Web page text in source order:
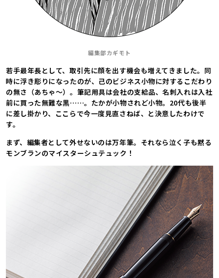
編集部カギモト
若手最年長として、取引先に顔を出す機会も増えてきました。同
時に浮き彫りになったのが、己のビジネス小物に対するこだわり
の無さ（あちゃ～）。筆記用具は会社の支給品、名刺入れは入社
前に買った無難な黒……。たかが小物されど小物。20代も後半
に差し掛かり、ここらで今一度見直さねば、と決意したわけで
す。
まず、編集者として外せないのは万年筆。それなら泣く子も黙る
モンブランのマイスターシュテュック！